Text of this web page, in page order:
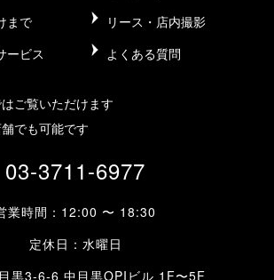
まで
リース・店内撮影
ービス
よくある質問
ご覧いただけます
でも可能です
03-3711-6977
業時間：12:00 〜 18:30
定休日：水曜日
黒3-6-6 中目黒OPIビル 1F〜5F